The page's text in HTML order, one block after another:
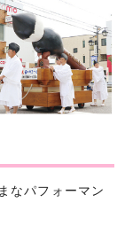
なパフォーマン